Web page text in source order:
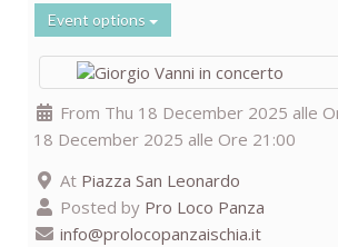
Event options
From Thu 18 December 2025 alle
18 December 2025 alle Ore 21:00
At Piazza San Leonardo
Posted by Pro Loco Panza
info@prolocopanzaischia.it